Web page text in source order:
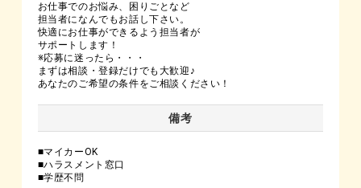
お仕事でのお悩み、困りごとなど
担当者になんでもお話し下さい。
快適にお仕事ができるよう担当者が
サポートします！
※応募に迷ったら・・・
まずは相談・登録だけでも大歓迎♪
あなたのご希望の条件をご相談ください！
備考
■マイカーOK
■ハラスメント窓口
■学歴不問